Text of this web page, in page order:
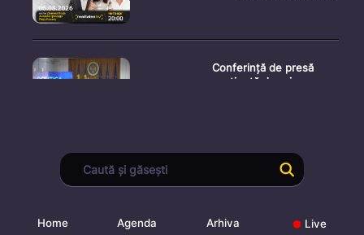
Conferință de presă
susținută de prim-
Ședința Consiliului
Superior al Procurorilor
din
Home Agenda Arhiva Live